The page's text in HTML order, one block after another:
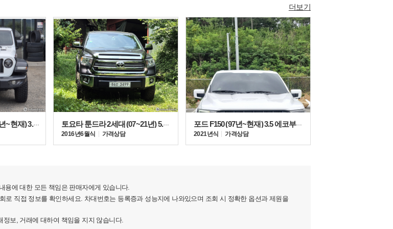
더보기
지프 글래디에이터 (19년~현재) 3.6 V6
토요타 툰드라 2세대 (07~21년) 5.7 V8 4WD
2016년 6월식
가격상담
포드 F150 (97년~현재) 3.5 에코부스트
2021년식
가격상담
용에 대한 모든 책임은 판매자에게 있습니다.
로 직접 정보를 확인하세요. 차대번호는 등록증과 성능지에 나와있으며 조회 시 정확한 옵션과 제원을
정보, 거래에 대하여 책임을 지지 않습니다.